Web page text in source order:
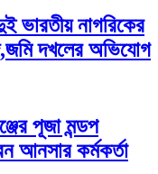
ভারতীয় নাগরিকের
দখলের অভিযোগ
পূজা মন্ডপ
আনসার কর্মকর্তা